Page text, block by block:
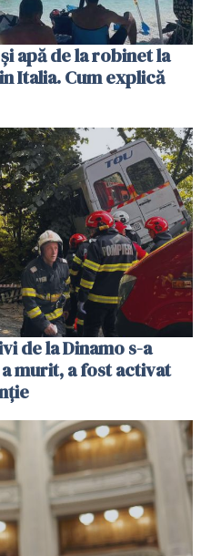
apă de la robinet la
Italia. Cum explică
de la Dinamo s-a
murit, a fost activat